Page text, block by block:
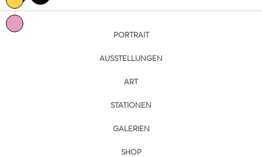
PORTRAIT
AUSSTELLUNGEN
ART
STATIONEN
GALERIEN
SHOP